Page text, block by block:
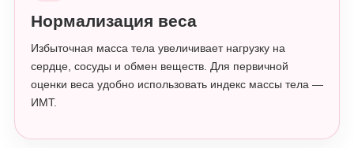
Нормализация веса
Избыточная масса тела увеличивает нагрузку на
сердце, сосуды и обмен веществ. Для первичной
оценки веса удобно использовать индекс массы тела —
ИМТ.